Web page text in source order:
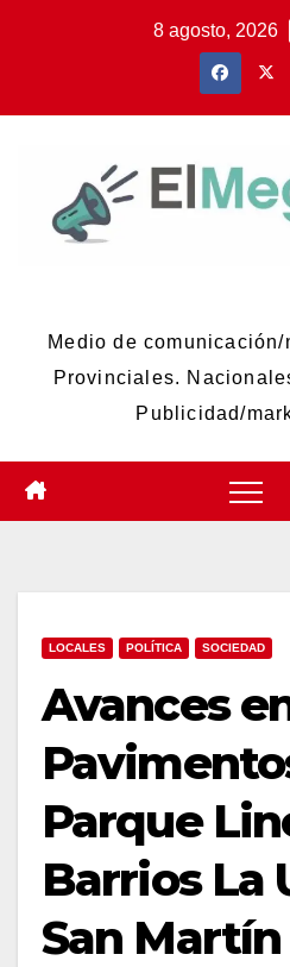
8 agosto, 2026
Medio de
Provinciales.
Publicidad/
LOCALES POLÍTICA SOCIEDAD
Avances
Parque
Barrios La
San Martín